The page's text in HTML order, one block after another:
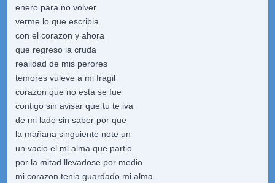
enero para no volver
verme lo que escribia
con el corazon y ahora
que regreso la cruda
realidad de mis perores
temores vuleve a mi fragil
corazon que no esta se fue
contigo sin avisar que tu te iva
de mi lado sin saber por que
la mañana singuiente note un
un vacio el mi alma que partio
por la mitad llevadose por medio
mi corazon tenia guardado mi alma